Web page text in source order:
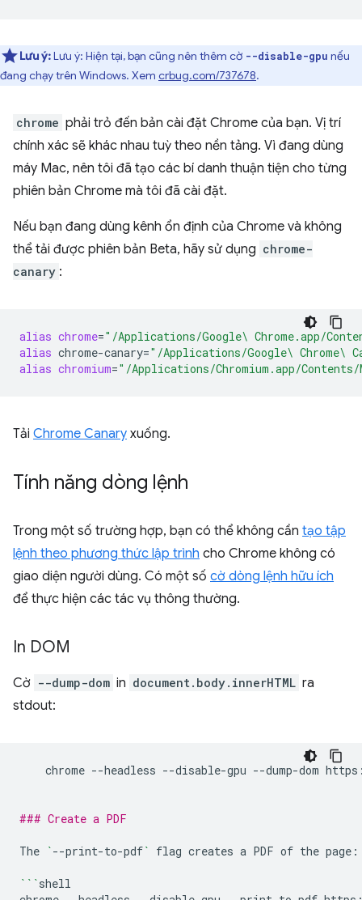
Lưu ý:Lưu ý: Hiện tại, bạn cũng nên thêm cờ --disable-gpu nếu
đang chạy trên Windows. Xem crbug.com/737678.
chrome phải trỏ đến bản cài đặt Chrome của bạn. Vị trí
chính xác sẽ khác nhau tuỳ theo nền tảng. Vì đang dùng
máy Mac, nên tôi đã tạo các bí danh thuận tiện cho từng
phiên bản Chrome mà tôi đã cài đặt.
Nếu bạn đang dùng kênh ổn định của Chrome và không
thể tải được phiên bản Beta, hãy sử dụng chrome-
canary :
alias chrome="/Applications/Google\ Chrome.app/
alias chrome-canary="/Applications/Google\ Chrome\
alias chromium="/Applications/Chromium.app/Contents/
Tải Chrome Canary xuống.
Tính năng dòng lệnh
Trong một số trường hợp, bạn có thể không cần tạo tập
lệnh theo phương thức lập trình cho Chrome không có
giao diện người dùng. Có một số cờ dòng lệnh hữu ích
để thực hiện các tác vụ thông thường.
In DOM
Cờ --dump-dom in document.body.innerHTML ra
stdout:
chrome --headless --disable-gpu --dump-dom
### Create a PDF
The `--print-to-pdf` flag creates a PDF of the page:
```shell